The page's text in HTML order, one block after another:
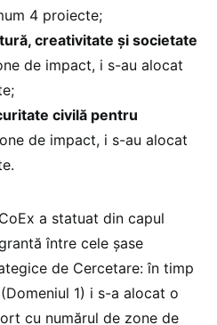
4 proiecte;
creativitate și societate
de impact, i s-au alocat
civilă pentru
de impact, i s-au alocat
a statuat din capul
între cele șase
de Cercetare: în timp
1) i s-a alocat o
cu numărul de zone de